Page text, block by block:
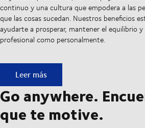
continuo y una cultura que empodera a las
que las cosas sucedan. Nuestros beneficios
ayudarte a prosperar, mantener el equilibrio
profesional como personalmente.
Una cultura construida sobre el
Leer más
Go anywhere.
que te motive.